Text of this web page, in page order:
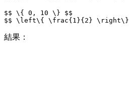
$$ \{ 0 , 10 \}
$$
$$ \left\{ \frac{1 }{2} \right\}
結果：